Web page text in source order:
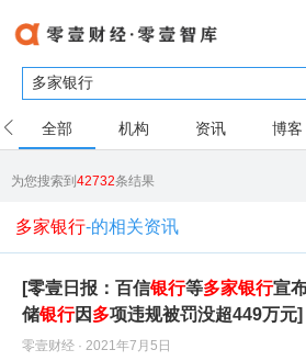
全部 机构 资讯 博客
为您搜索到42732条结果
多家银行-的相关资讯
[零壹日报：百信银行等多家银行宣
储银行因 多项违规被罚没超449万元]
零壹财经 · 2021年7月5日